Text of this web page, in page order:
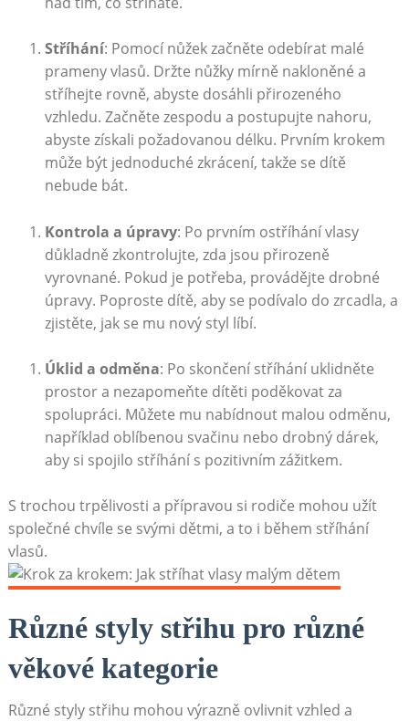
Stříhání: Pomocí nůžek začněte odebírat malé
prameny vlasů. Držte nůžky mírně nakloněné a
stříhejte rovně, abyste dosáhli přirozeného
vzhledu. Začněte zespodu a postupujte nahoru,
abyste získali požadovanou délku. Prvním krokem
může být jednoduché zkrácení, takže se dítě
nebude bát.
Kontrola a úpravy: Po prvním ostříhání vlasy
důkladně zkontrolujte, zda jsou přirozeně
vyrovnané. Pokud je potřeba, provádějte drobné
úpravy. Poproste dítě, aby se podívalo do zrcadla, a
zjistěte, jak se mu nový styl líbí.
Úklid a odměna: Po skončení stříhání uklidněte
prostor a nezapomeňte dítěti poděkovat za
spolupráci. Můžete mu nabídnout malou odměnu,
například oblíbenou svačinu nebo drobný dárek,
aby si spojilo stříhání s pozitivním zážitkem.
S trochou trpělivosti a přípravou si rodiče mohou užít
společné chvíle se svými dětmi, a to i během stříhání
vlasů.
Různé styly střihu pro různé
věkové kategorie
Různé styly střihu mohou výrazně ovlivnit vzhled a